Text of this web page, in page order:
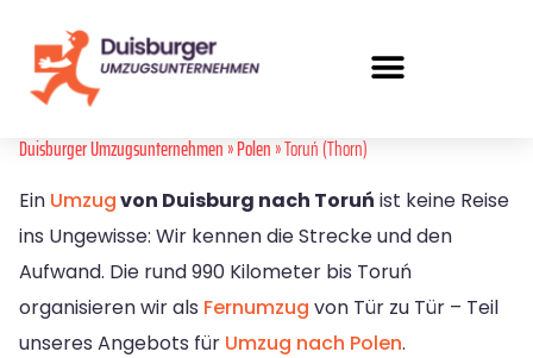
Duisburger Umzugsunternehmen»Polen» Toruń (Thorn)
Ein Umzugvon Duisburg nach Toruń ist keine Reise
ins Ungewisse: Wir kennen die Strecke und den
Aufwand. Die rund 990 Kilometer bis Toruń
organisieren wir als Fernumzug von Tür zu Tür – Teil
unseres Angebots für Umzug nach Polen.